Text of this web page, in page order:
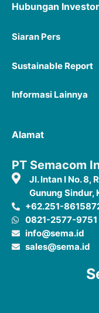
Hubungan Investor
Siaran Pers
Sustainable Report
Informasi Lainnya
Alamat
PT Semacom
Jl. Intan I No. 8,
Gunung Sindur,
+62.251-
0821-2577-9751
info@sema.id
sales@sema.id